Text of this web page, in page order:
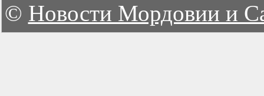
© Новости Мордовии и